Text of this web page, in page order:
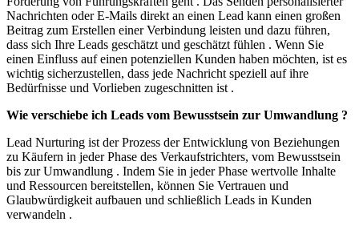
Nachrichten oder E-Mails direkt an einen Lead kann einen großen
Beitrag zum Erstellen einer Verbindung leisten und dazu führen,
dass sich Ihre Leads geschätzt und geschätzt fühlen . Wenn Sie
einen Einfluss auf einen potenziellen Kunden haben möchten, ist es
wichtig sicherzustellen, dass jede Nachricht speziell auf ihre
Bedürfnisse und Vorlieben zugeschnitten ist .
Wie verschiebe ich Leads vom Bewusstsein zur Umwandlung ?
Lead Nurturing ist der Prozess der Entwicklung von Beziehungen
zu Käufern in jeder Phase des Verkaufstrichters, vom Bewusstsein
bis zur Umwandlung . Indem Sie in jeder Phase wertvolle Inhalte
und Ressourcen bereitstellen, können Sie Vertrauen und
Glaubwürdigkeit aufbauen und schließlich Leads in Kunden
verwandeln .